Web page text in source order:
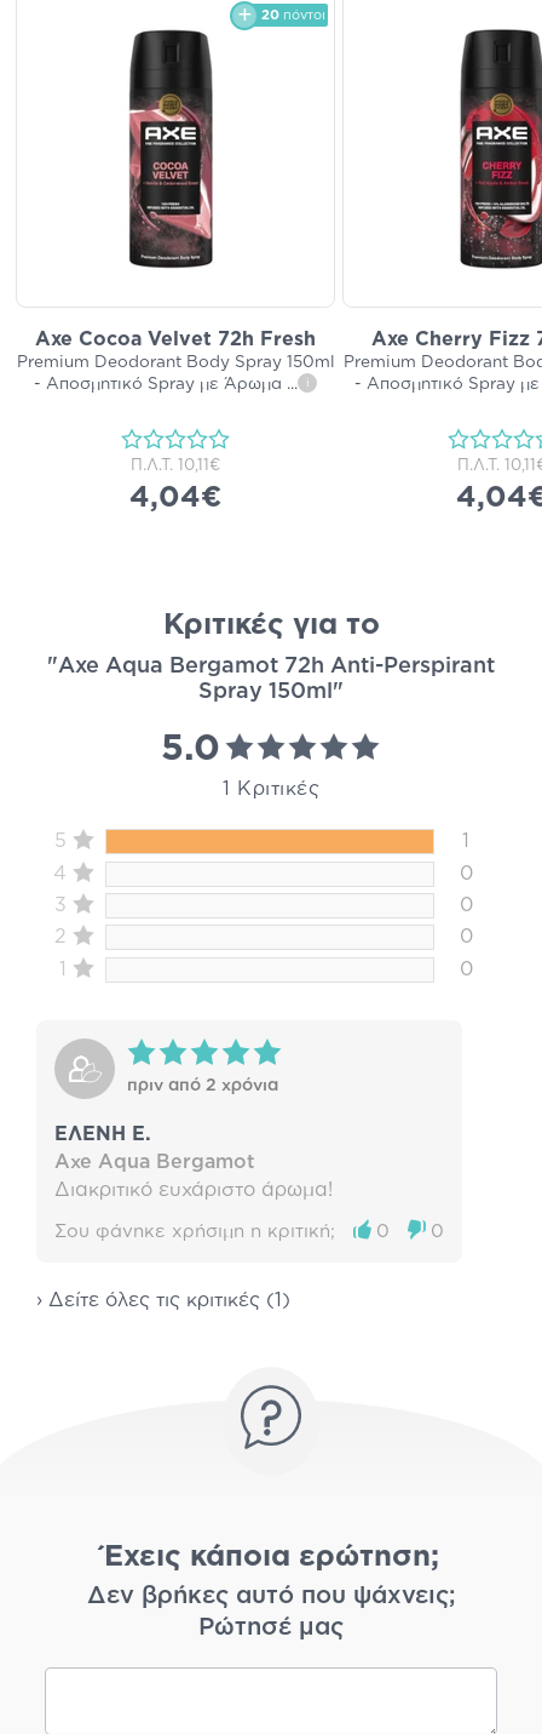
20 πόντοι
Axe Cocoa Velvet 72h Fresh
Premium Deodorant Body Spray 150ml
- Αποσμητικό Spray με Άρωμα ... i
Π.Λ.Τ. 10,11€
4,04€
Axe Cherry Fizz
Premium Deodorant
- Αποσμητικό Spray
Π.Λ.Τ.
Κριτικές για το
"Axe Aqua Bergamot 72h Anti-Perspirant
Spray 150ml"
5.0
1 Κριτικές
5
1
4
0
3
0
2
0
1
0
πριν από 2 χρόνια
ΕΛΕΝΗ Ε.
Axe Aqua Bergamot
Διακριτικό ευχάριστο άρωμα!
Σου φάνηκε χρήσιμη η κριτική; 0 0
› Δείτε όλες τις κριτικές (1)
Έχεις κάποια ερώτηση;
Δεν βρήκες αυτό που ψάχνεις;
Ρώτησέ μας